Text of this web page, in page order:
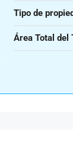
Tipo de
Área Total del